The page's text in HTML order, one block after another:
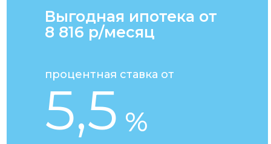
5,5
процентная ставка от
%
Выгодная ипотека от
8 816 р/месяц